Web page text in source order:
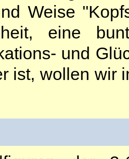
Weise
eine
und
ist, wollen wir